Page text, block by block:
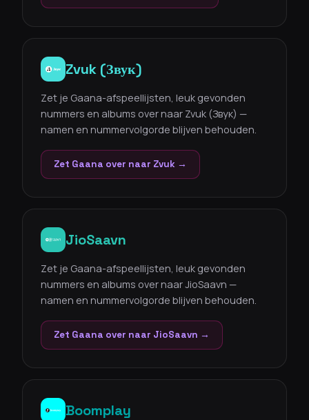
Zvuk (Звук)
Zet je Gaana-afspeellijsten, leuk gevonden
nummers en albums over naar Zvuk (Звук) —
namen en nummervolgorde blijven behouden.
Zet Gaana over naar Zvuk →
JioSaavn
Zet je Gaana-afspeellijsten, leuk gevonden
nummers en albums over naar JioSaavn —
namen en nummervolgorde blijven behouden.
Zet Gaana over naar JioSaavn →
Boomplay